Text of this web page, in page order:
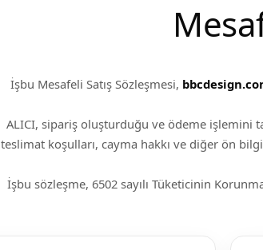
İşbu Mesafeli Satış Sözleşmesi,
ALICI, sipariş oluşturduğu ve ödeme işlemini
teslimat koşulları, cayma hakkı ve diğer ön
İşbu sözleşme, 6502 sayılı Tüketicinin